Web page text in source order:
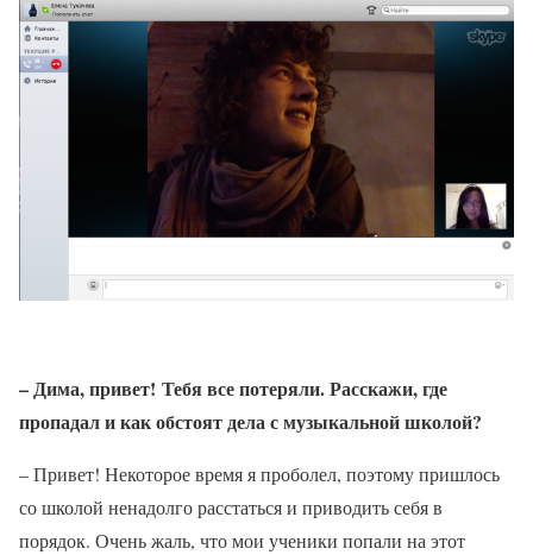
– Дима, привет! Тебя все потеряли. Расскажи, где
пропадал и как обстоят дела с музыкальной школой?
– Привет! Некоторое время я проболел, поэтому пришлось
со школой ненадолго расстаться и приводить себя в
порядок. Очень жаль, что мои ученики попали на этот